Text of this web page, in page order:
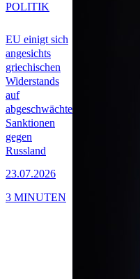
EU einigt sich
angesichts
griechischen
Widerstands
auf
abgeschwächte
Sanktionen
gegen
Russland
23.07.2026
POLITIK
3 MINUTEN